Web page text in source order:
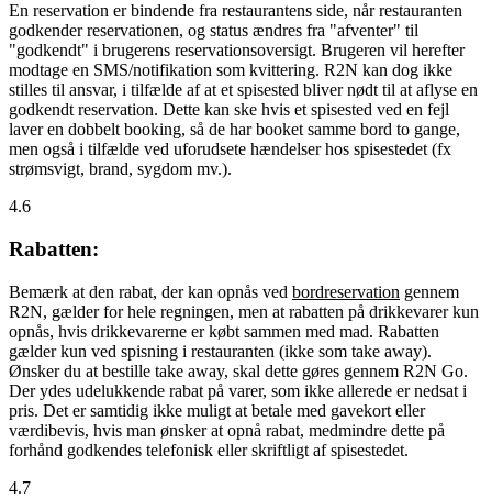
En reservation er bindende fra restaurantens side, når restauranten
godkender reservationen, og status ændres fra "afventer" til
"godkendt" i brugerens reservationsoversigt. Brugeren vil herefter
modtage en SMS/notifikation som kvittering. R2N kan dog ikke
stilles til ansvar, i tilfælde af at et spisested bliver nødt til at aflyse en
godkendt reservation. Dette kan ske hvis et spisested ved en fejl
laver en dobbelt booking, så de har booket samme bord to gange,
men også i tilfælde ved uforudsete hændelser hos spisestedet (fx
strømsvigt, brand, sygdom mv.).
4.6
Rabatten:
Bemærk at den rabat, der kan opnås ved bordreservation gennem
R2N, gælder for hele regningen, men at rabatten på drikkevarer kun
opnås, hvis drikkevarerne er købt sammen med mad. Rabatten
gælder kun ved spisning i restauranten (ikke som take away).
Ønsker du at bestille take away, skal dette gøres gennem R2N Go.
Der ydes udelukkende rabat på varer, som ikke allerede er nedsat i
pris. Det er samtidig ikke muligt at betale med gavekort eller
værdibevis, hvis man ønsker at opnå rabat, medmindre dette på
forhånd godkendes telefonisk eller skriftligt af spisestedet.
4.7